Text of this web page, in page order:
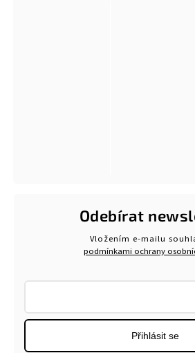
Odebírat
Vložením e-mailu
podmínkami ochrany
Přihlásit se